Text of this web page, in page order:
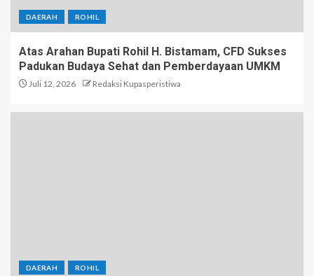
DAERAH ROHIL
Atas Arahan Bupati Rohil H. Bistamam, CFD Sukses
Padukan Budaya Sehat dan Pemberdayaan UMKM
Juli 12, 2026 Redaksi Kupasperistiwa
DAERAH ROHIL